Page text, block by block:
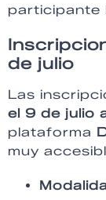
participante
de julio
Las
el 9 de julio
plataforma
muy